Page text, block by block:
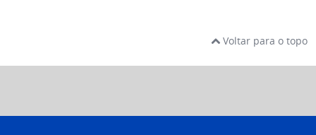
Voltar para o topo